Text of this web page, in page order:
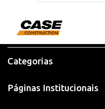
Categorias
Páginas Institucionais